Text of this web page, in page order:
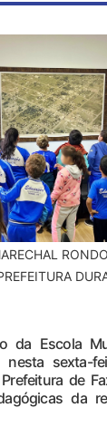
da Escola
nesta sexta-
de
da